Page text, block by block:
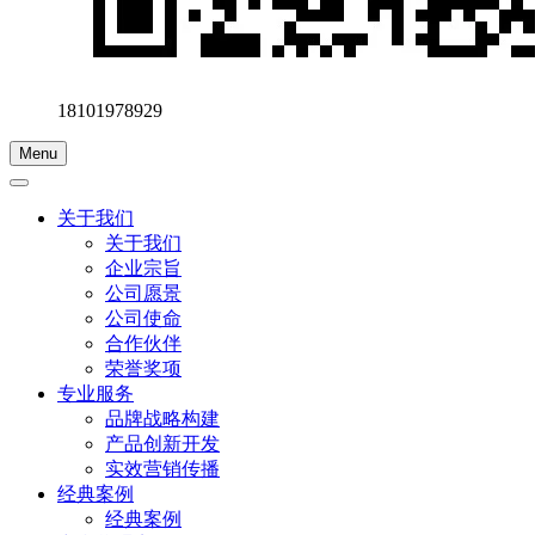
18101978929
Menu
关于我们
关于我们
企业宗旨
公司愿景
公司使命
合作伙伴
荣誉奖项
专业服务
品牌战略构建
产品创新开发
实效营销传播
经典案例
经典案例